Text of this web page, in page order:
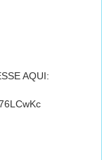
AQUI: